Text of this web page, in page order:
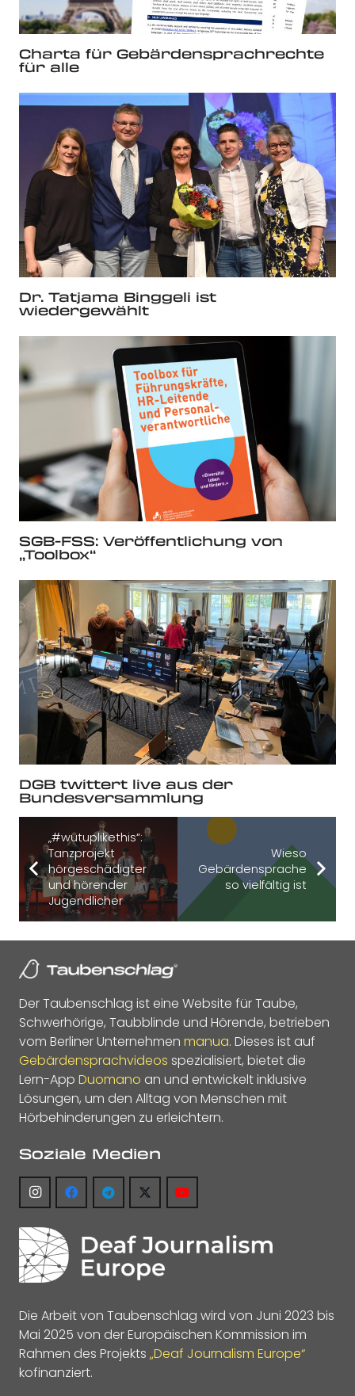
Charta für Gebärdensprachrechte
für alle
Dr. Tatjama Binggeli ist
wiedergewählt
SGB-FSS: Veröffentlichung von
„Toolbox“
DGB twittert live aus der
Bundesversammlung
„#wutuplikethis“:
Tanzprojekt
hörgeschädigter
und hörender
Jugendlicher
Wieso
Gebärdensprache
so vielfältig ist
Der Taubenschlag ist eine Website für Taube,
Schwerhörige, Taubblinde und Hörende, betrieben
vom Berliner Unternehmen manua. Dieses ist auf
Gebärdensprachvideos spezialisiert, bietet die
Lern-App Duomano an und entwickelt inklusive
Lösungen, um den Alltag von Menschen mit
Hörbehinderungen zu erleichtern.
Soziale Medien
Die Arbeit von Taubenschlag wird von Juni 2023 bis
Mai 2025 von der Europäischen Kommission im
Rahmen des Projekts „Deaf Journalism Europe“
kofinanziert.